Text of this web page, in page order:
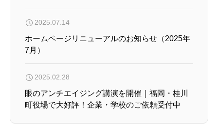
2025.07.14
ホームページリニューアルのお知らせ（2025年
7月）
2025.02.28
眼のアンチエイジング講演を開催｜福岡・桂川
町役場で大好評！企業・学校のご依頼受付中